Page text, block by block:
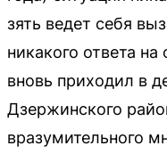
зять ведет себя
никакого ответа
вновь приходил в
Дзержинского
вразумительного